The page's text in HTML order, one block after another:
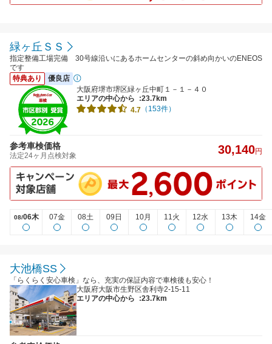
緑ヶ丘ＳＳ
指定整備工場完備 30号線沿いにあるホームセンターの斜め向かいのENEOS
です
特典あり
優良店
大阪府堺市堺区緑ヶ丘中町１－１－４０
エリアの中心から
:23.7km
4.7 （153件）
参考車検価格
法定24ヶ月点検対象 30,140円
08/06木 07金 08土 09日 10月 11火 12水 13木 14金
大池橋SS
「らくらく安心車検」なら、充実の保証内容で車検後も安心！
大阪府大阪市生野区舎利寺2-15-11
エリアの中心から
:23.7km